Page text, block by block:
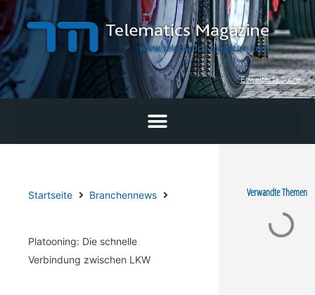
Zum
Inhalt
springen
Erweiterte Suche
Startseite Branchennews
Platooning: Die schnelle
Verbindung zwischen LKW
Verwandte Themen